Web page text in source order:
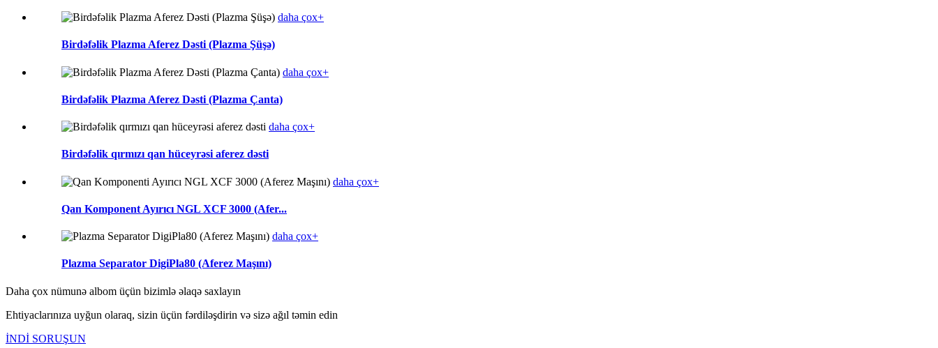
daha çox+
Birdəfəlik Plazma Aferez Dəsti (Plazma Şüşə)
daha çox+
Birdəfəlik Plazma Aferez Dəsti (Plazma Çanta)
daha çox+
Birdəfəlik qırmızı qan hüceyrəsi aferez dəsti
daha çox+
Qan Komponent Ayırıcı NGL XCF 3000 (Afer...
daha çox+
Plazma Separator DigiPla80 (Aferez Maşını)
Daha çox nümunə albom üçün bizimlə əlaqə saxlayın
Ehtiyaclarınıza uyğun olaraq, sizin üçün fərdiləşdirin və sizə ağıl təmin edin
İNDİ SORUŞUN